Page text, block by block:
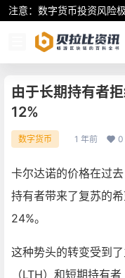
注意：数字货币投资风险
由于长期持有者
12%
数字货币 1 年前 0
卡尔达诺的价格在过
持有者带来了复苏的
24%。
这种势头的转变受到
（LTH）和短期持有